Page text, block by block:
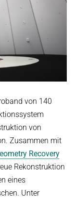
von 140
von
Zusammen mit
Recovery
Rekonstruktion
eines
Unter